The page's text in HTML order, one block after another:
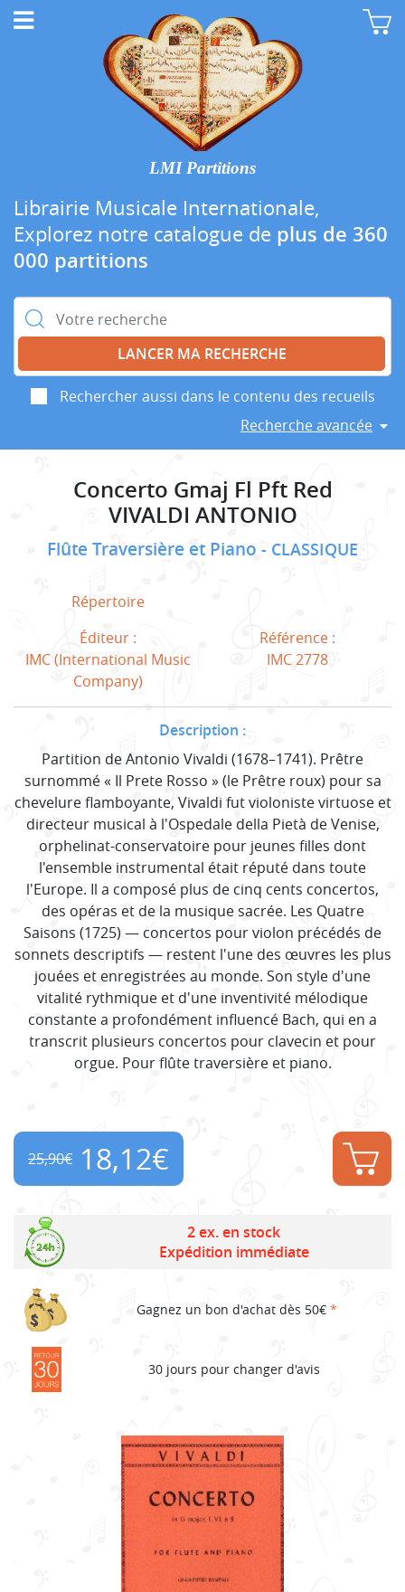
LMI Partitions
Librairie Musicale Internationale,
Explorez notre catalogue de plus de 360
000 partitions
Rechercher :
Rechercher aussi dans le contenu des recueils
Recherche avancée
Concerto Gmaj Fl Pft Red
VIVALDI ANTONIO
Flûte Traversière et Piano CLASSIQUE
Répertoire
Éditeur :
IMC (International Music
Company)
Référence :
IMC 2778
Description :
Partition de Antonio Vivaldi (1678–1741). Prêtre
surnommé « Il Prete Rosso » (le Prêtre roux) pour sa
chevelure flamboyante, Vivaldi fut violoniste virtuose et
directeur musical à l'Ospedale della Pietà de Venise,
orphelinat-conservatoire pour jeunes filles dont
l'ensemble instrumental était réputé dans toute
l'Europe. Il a composé plus de cinq cents concertos,
des opéras et de la musique sacrée. Les Quatre
Saisons (1725) — concertos pour violon précédés de
sonnets descriptifs — restent l'une des œuvres les plus
jouées et enregistrées au monde. Son style d'une
vitalité rythmique et d'une inventivité mélodique
constante a profondément influencé Bach, qui en a
transcrit plusieurs concertos pour clavecin et pour
orgue. Pour flûte traversière et piano.
25,90€
Original
25,90€.
18,12€
Current
18,12€.
2 ex. en stock
Expédition immédiate
Gagnez un bon d'achat dès 50€ *
30 jours pour changer d'avis